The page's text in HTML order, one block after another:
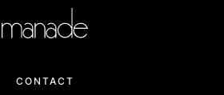
CONTACT